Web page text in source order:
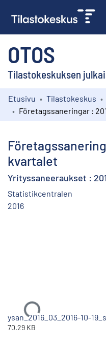
OTOS
Tilastokeskuksen
Kokoelmat
Etusivu Tilastokeskus
kvartalet
Yrityssaneeraukset :
Statistikcentralen
2016
Ladataan...
ysan_2016_03_2016-10-
70.29 KB